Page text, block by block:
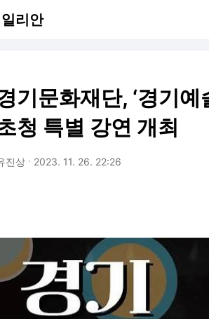
리안
기문화재단, ‘경기
청 특별 강연 개최
진상 2023. 11. 26. 22:26